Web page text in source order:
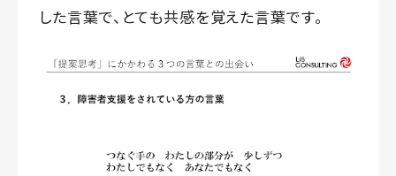
した言葉で、とても共感を覚えた言葉です。